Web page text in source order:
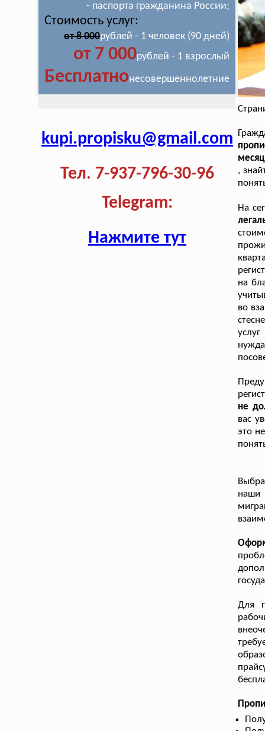
- паспорта гражданина России;
Стоимость услуг:
от 8 000рублей - 1 человек (90 дней)
от 7 000рублей - 1 взрослый
Бесплатнонесовершеннолетние
kupi.propisku@gmail.com
Тел. 7-937-796-30-96
Telegram:
Нажмите тут
,
На
на
во
не
вас
это
наши
Для